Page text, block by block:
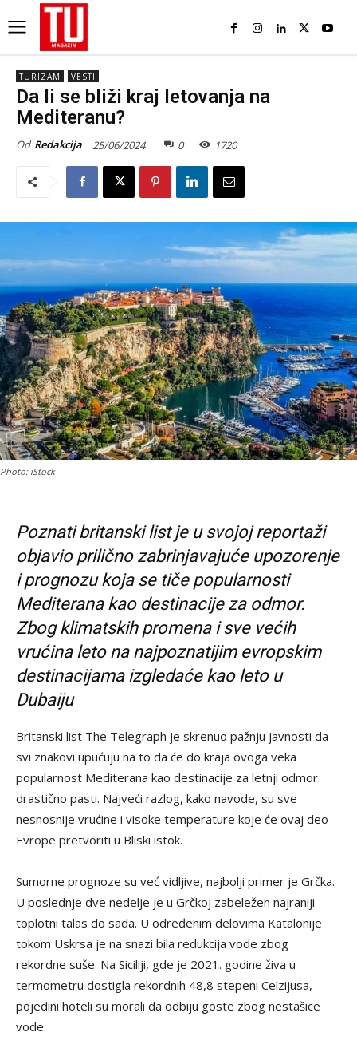
TURIZAM VESTI
Da li se bliži kraj letovanja na
Mediteranu?
Od Redakcija 25/06/2024 0 1720
Photo: iStock
Poznati britanski list je u svojoj reportaži
objavio prilično zabrinjavajuće upozorenje
i prognozu koja se tiče popularnosti
Mediterana kao destinacije za odmor.
Zbog klimatskih promena i sve većih
vrućina leto na najpoznatijim evropskim
destinacijama izgledaće kao leto u
Dubaiju
Britanski list The Telegraph je skrenuo pažnju javnosti da
svi znakovi upućuju na to da će do kraja ovoga veka
popularnost Mediterana kao destinacije za letnji odmor
drastično pasti. Najveći razlog, kako navode, su sve
nesnosnije vrućine i visoke temperature koje će ovaj deo
Evrope pretvoriti u Bliski istok.
Sumorne prognoze su već vidljive, najbolji primer je Grčka.
U poslednje dve nedelje je u Grčkoj zabeležen najraniji
toplotni talas do sada. U određenim delovima Katalonije
tokom Uskrsa je na snazi bila redukcija vode zbog
rekordne suše. Na Siciliji, gde je 2021. godine živa u
termometru dostigla rekordnih 48,8 stepeni Celzijusa,
pojedini hoteli su morali da odbiju goste zbog nestašice
vode.